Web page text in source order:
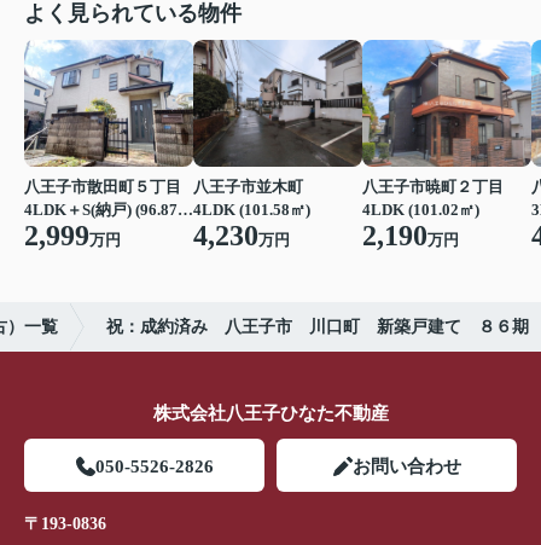
よく見られている物件
八王子市散田町５丁目
4LDK＋S(納戸) (96.87㎡)
2,999万円
八王子市並木町
4LDK (101.58㎡)
4,230万円
八王子市暁町２丁目
4LDK (101.02㎡)
2,190万円
）一覧 祝：成約済み 八王子市 川口町 新築戸建て ８６期
株式会社八王子ひなた不動産
050-5526-2826 お問い合わせ
〒193-0836